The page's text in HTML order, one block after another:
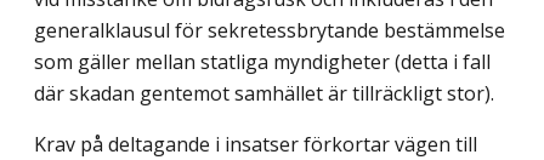
generalklausul för sekretessbrytande bestämmelse
som gäller mellan statliga myndigheter (detta i fall
där skadan gentemot samhället är tillräckligt stor).
Krav på deltagande i insatser förkortar vägen till